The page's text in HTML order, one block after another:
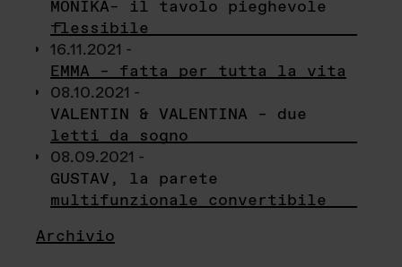
MONIKA– il tavolo pieghevole
flessibile
16.11.2021 -
EMMA – fatta per tutta la vita
08.10.2021 -
VALENTIN & VALENTINA – due
letti da sogno
08.09.2021 -
GUSTAV, la parete
multifunzionale convertibile
Archivio